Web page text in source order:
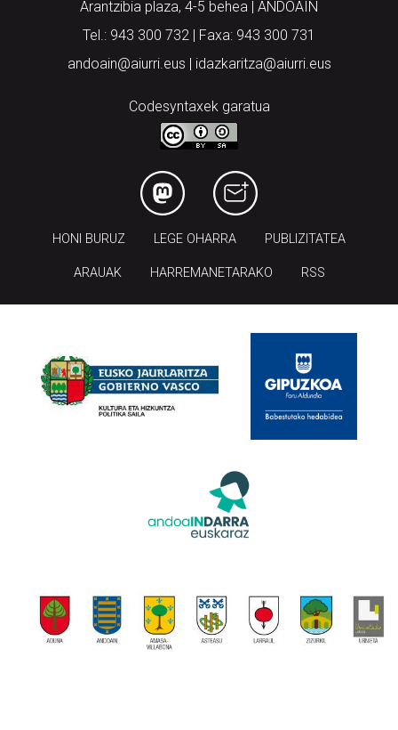
Arantzibia plaza, 4-5 behea | ANDOAIN
Tel.: 943 300 732 | Faxa: 943 300 731
andoain@aiurri.eus | idazkaritza@aiurri.eus
Codesyntaxek garatua
HONI BURUZ LEGE OHARRA PUBLIZITATEA
ARAUAK HARREMANETARAKO RSS